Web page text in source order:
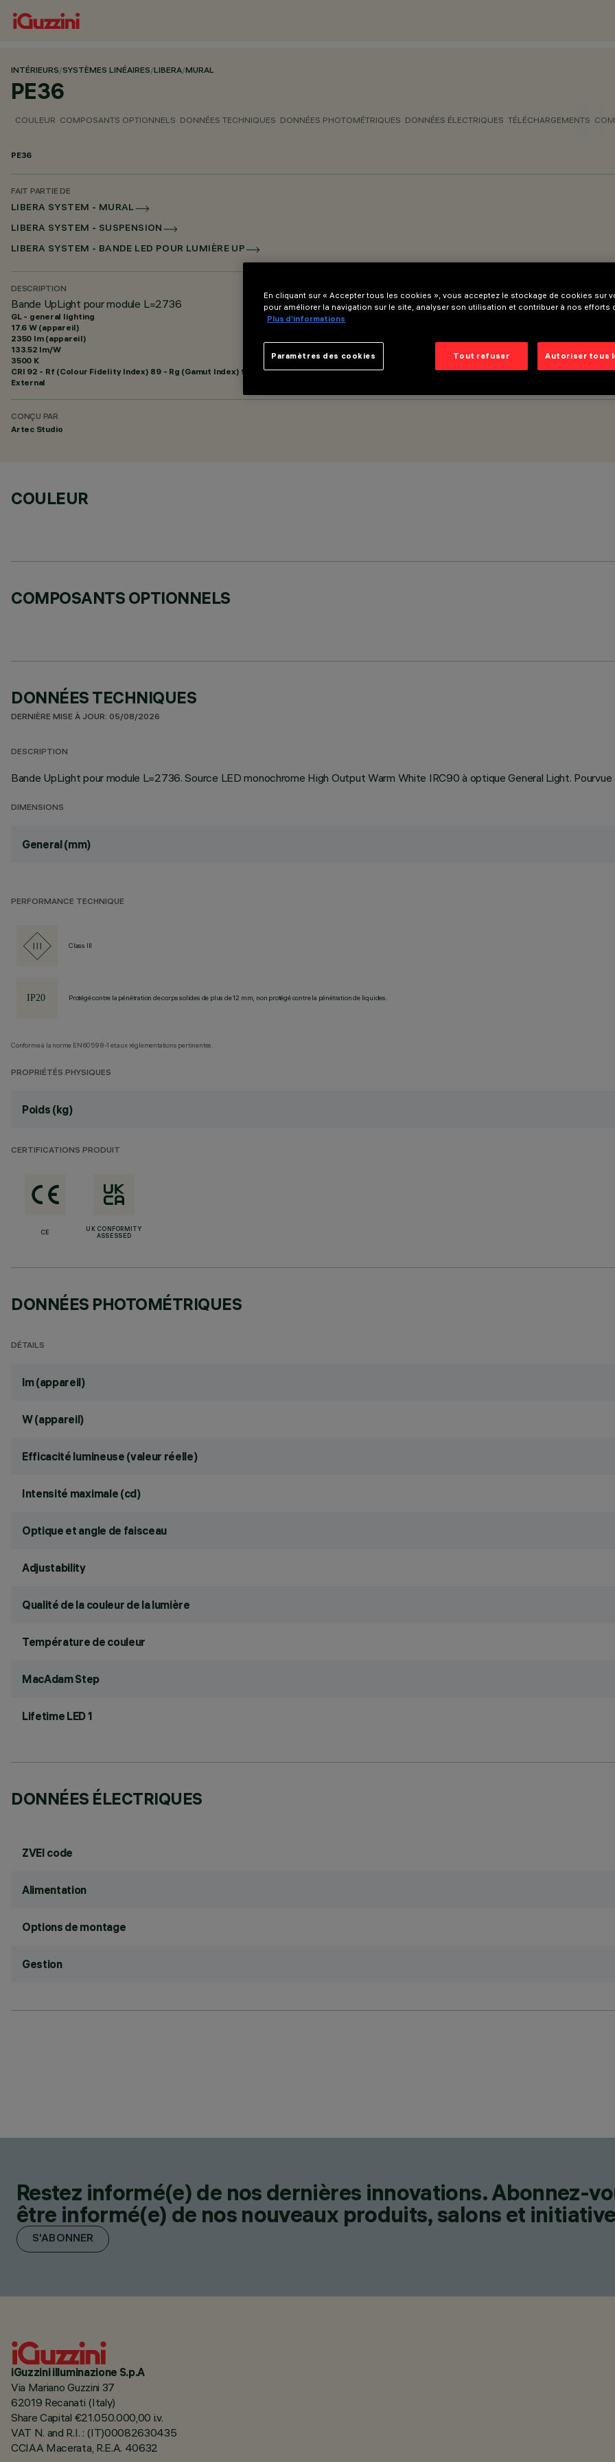
INTÉRIEURS/SYSTÈMES LINÉAIRES/LIBERA/MURAL
PE36
COULEUR COMPOSANTS OPTIONNELS DONNÉES TECHNIQUES DONNÉES PHOTOMÉTRIQUES DONNÉES ÉLECTRIQUES TÉLÉCHARGEMENTS
PE36
FAIT PARTIE DE
LIBERA SYSTEM - MURAL
LIBERA SYSTEM - SUSPENSION
LIBERA SYSTEM - BANDE LED POUR LUMIÈRE UP
DESCRIPTION
Bande UpLight pour module L=2736
GL - general lighting
17.6 W (appareil)
2350 lm (appareil)
133.52 lm/W
3500 K
CRI 92 - Rf (Colour Fidelity Index) 89 - Rg (Gamut Index) 95
External
CONÇU PAR
Artec Studio
COULEUR
COMPOSANTS OPTIONNELS
DONNÉES TECHNIQUES
DERNIÈRE MISE À JOUR: 05/08/2026
DESCRIPTION
Bande UpLight pour module L=2736. Source LED monochrome High Output Warm White IRC90 à optique General Light.
DIMENSIONS
General (mm)
PERFORMANCE TECHNIQUE
Class III
Protégé contre la pénétration de corps solides de plus de 12 mm, non protégé contre la pénétration de liquides.
Conforme à la norme EN60598-1 et aux réglementations pertinentes.
PROPRIÉTÉS PHYSIQUES
Poids (kg)
CERTIFICATIONS PRODUIT
CE
UK CONFORMITY
ASSESSED
DONNÉES PHOTOMÉTRIQUES
DÉTAILS
lm (appareil)
W (appareil)
Efficacité lumineuse (valeur réelle)
Intensité maximale (cd)
Optique et angle de faisceau
Adjustability
Qualité de la couleur de la lumière
Température de couleur
MacAdam Step
Lifetime LED 1
DONNÉES ÉLECTRIQUES
ZVEI code
Alimentation
Options de montage
Gestion
Restez informé(e) de nos dernières innovations. Abonnez-
être informé(e) de nos nouveaux produits, salons et
S'ABONNER
iGuzzini illuminazione S.p.A
Via Mariano Guzzini 37
62019 Recanati (Italy)
Share Capital €21.050.000,00 i.v.
VAT N. and R.I. : (IT)00082630435
CCIAA Macerata, R.E.A. 40632
En cliquant sur « Accepter tous les cookies », vous acceptez le stockage de cookies sur
pour améliorer la navigation sur le site, analyser son utilisation et contribuer à nos efforts
Plus d’informations
Tout refuser Autoriser tous
Paramètres des cookies